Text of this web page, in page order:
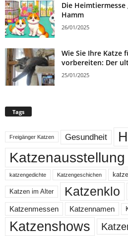
Die Heimtiermesse
Hamm
26/01/2025
Wie Sie Ihre Katze
vorbereiten: Der
25/01/2025
Tags
Freigänger Katzen Gesundheit
Katzenausstellung
katzengedichte Katzengeschichen
Katzen im Alter Katzenklo
Katzenmessen Katzennamen
Katzenshows